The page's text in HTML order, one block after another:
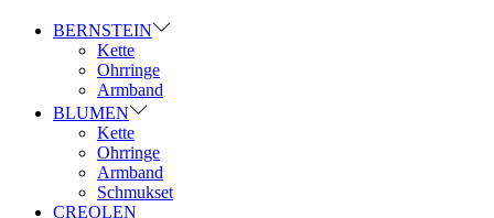
BERNSTEIN
Kette
Ohrringe
Armband
BLUMEN
Kette
Ohrringe
Armband
Schmukset
CREOLEN